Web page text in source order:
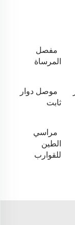
مفصل
المرساة
موصل دوار
ثابت
مراسي
الطين
للقوارب